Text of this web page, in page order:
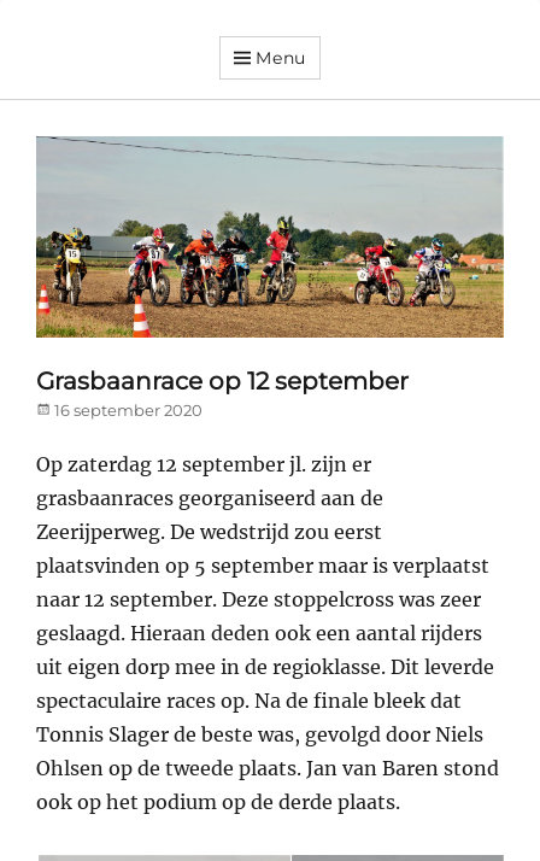
DorpsverenigingMenu
Grasbaanrace op 12 september
Posted
16 september 2020
Op zaterdag 12 september jl. zijn er
grasbaanraces georganiseerd aan de
Zeerijperweg. De wedstrijd zou eerst
plaatsvinden op 5 september maar is verplaatst
naar 12 september. Deze stoppelcross was zeer
geslaagd. Hieraan deden ook een aantal rijders
uit eigen dorp mee in de regioklasse. Dit leverde
spectaculaire races op. Na de finale bleek dat
Tonnis Slager de beste was, gevolgd door Niels
Ohlsen op de tweede plaats. Jan van Baren stond
ook op het podium op de derde plaats.